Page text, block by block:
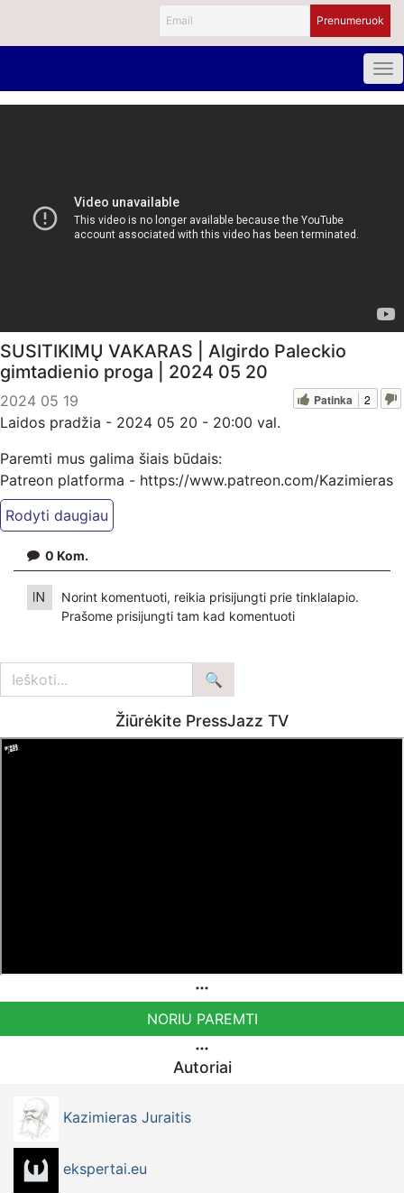
SUSITIKIMŲ VAKARAS | Algirdo Paleckio
gimtadienio proga | 2024 05 20
2024 05 19 Patinka 2
Laidos pradžia - 2024 05 20 - 20:00 val.
Paremti mus galima šiais būdais:
Patreon platforma - https://www.patreon.com/Kazimieras
Juraitis
PayPal -Kazimieras.juraitis@gmail.com
Bankiniu pavedimu - Gavėjas - KazimierasJuraitis,
IBAN Sąskaita - BE92 9741 1390 8123
Bankas MONESE, SWIFT (BIC) kodas PESOBEB1
0 Kom.
Norint komentuoti, reikia prisijungti prie tinklalapio.
Prašome prisijungti tam kad komentuoti
Žiūrėkite PressJazz TV
NORIU PAREMTI
Autoriai
Kazimieras Juraitis
ekspertai.eu